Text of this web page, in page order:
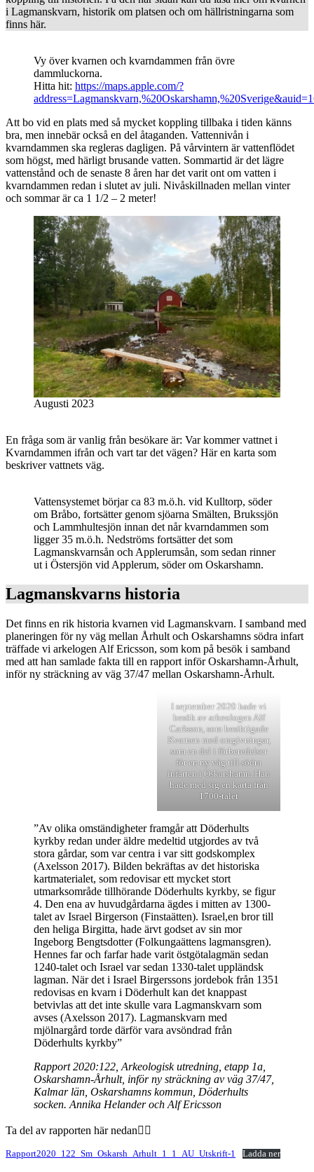
i Lagmanskvarn, historik om platsen och om hällristningarna som
finns här.
Vy över kvarnen och kvarndammen från övre
dammluckorna.
Hitta hit: https://maps.apple.com/?
Att bo vid en plats med så mycket koppling tillbaka i tiden känns
bra, men innebär också en del åtaganden. Vattennivån i
kvarndammen ska regleras dagligen. På vårvintern är vattenflödet
som högst, med härligt brusande vatten. Sommartid är det lägre
vattenstånd och de senaste 8 åren har det varit ont om vatten i
kvarndammen redan i slutet av juli. Nivåskillnaden mellan vinter
och sommar är ca 1 1/2 – 2 meter!
Augusti 2023
En fråga som är vanlig från besökare är: Var kommer vattnet i
Kvarndammen ifrån och vart tar det vägen? Här en karta som
beskriver vattnets väg.
Vattensystemet börjar ca 83 m.ö.h. vid Kulltorp, söder
om Bråbo, fortsätter genom sjöarna Smälten, Brukssjön
och Lammhultesjön innan det når kvarndammen som
ligger 35 m.ö.h. Nedströms fortsätter det som
Lagmanskvarnsån och Applerumsån, som sedan rinner
ut i Östersjön vid Applerum, söder om Oskarshamn.
Lagmanskvarns historia
Det finns en rik historia kvarnen vid Lagmanskvarn. I samband med
planeringen för ny väg mellan Århult och Oskarshamns södra infart
träffade vi arkelogen Alf Ericsson, som kom på besök i samband
med att han samlade fakta till en rapport inför Oskarshamn-Århult,
inför ny sträckning av väg 37/47 mellan Oskarshamn-Århult.
I september 2020 hade vi
besök av arkeologen Alf
Carlsson, som besiktigade
Kvarnen med omgivningar,
som en del i förberedelser
för en ny väg till södra
infarten i Oskarshamn. Han
hade med sig en karta från
1700-talet
”Av olika omständigheter framgår att Döderhults
kyrkby redan under äldre medeltid utgjordes av två
stora gårdar, som var centra i var sitt godskomplex
(Axelsson 2017). Bilden bekräftas av det historiska
kartmaterialet, som redovisar ett mycket stort
utmarksområde tillhörande Döderhults kyrkby, se figur
4. Den ena av huvudgårdarna ägdes i mitten av 1300-
talet av Israel Birgerson (Finstaätten). Israel,en bror till
den heliga Birgitta, hade ärvt godset av sin mor
Ingeborg Bengtsdotter (Folkungaättens lagmansgren).
Hennes far och farfar hade varit östgötalagmän sedan
1240-talet och Israel var sedan 1330-talet uppländsk
lagman. När det i Israel Birgerssons jordebok från 1351
redovisas en kvarn i Döderhult kan det knappast
betvivlas att det inte skulle vara Lagmans­kvarn som
avses (Axelsson 2017). Lagmans­kvarn med
mjölnargård torde därför vara avsöndrad från
Döderhults kyrkby”
Rapport 2020:122, Arkeologisk utredning, etapp 1a,
Oskarshamn-Århult, inför ny sträckning av väg 37/47,
Kalmar län, Oskarshamns kommun, Döderhults
socken. Annika Helander och Alf Ericsson
Ta del av rapporten här nedan👇🏻
Rapport2020_122_Sm_Oskarsh_Arhult_1_1_AU_Utskrift-1 Ladda ner